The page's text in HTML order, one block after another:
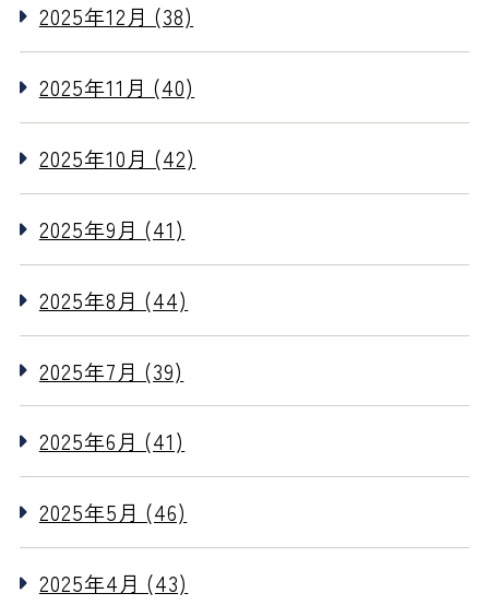
2025年12月 (38)
2025年11月 (40)
2025年10月 (42)
2025年9月 (41)
2025年8月 (44)
2025年7月 (39)
2025年6月 (41)
2025年5月 (46)
2025年4月 (43)